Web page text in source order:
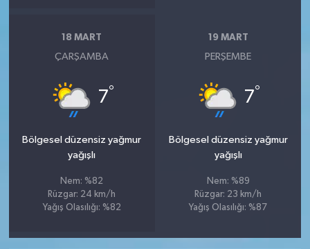
18 MART
ÇARŞAMBA
7°
Bölgesel düzensiz yağmur
yağışlı
Nem: %82
Rüzgar: 24 km/h
Yağış Olasılığı: %82
19 MART
PERŞEMBE
7°
Bölgesel düzensiz yağmur
yağışlı
Nem: %89
Rüzgar: 23 km/h
Yağış Olasılığı: %87